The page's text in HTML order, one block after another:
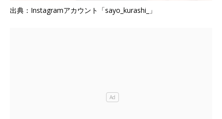
出典：Instagramアカウント「sayo_kurashi_」